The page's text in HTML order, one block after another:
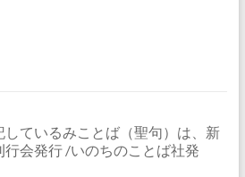
しているみことば（聖句）は、新
会発行 /いのちのことば社発